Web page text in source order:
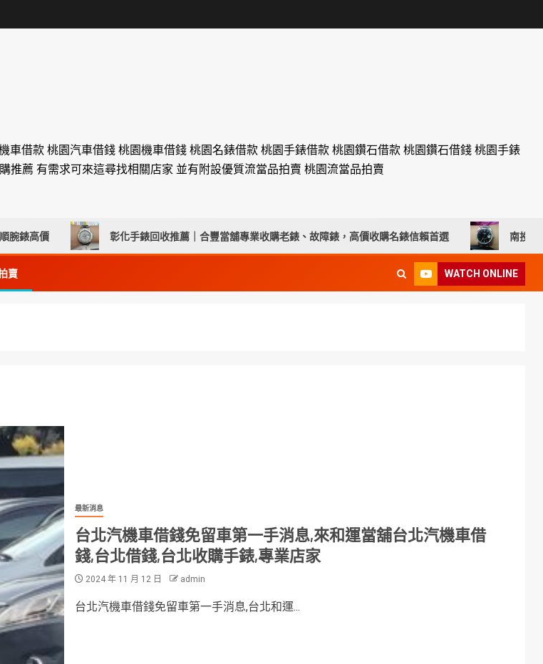
借款 桃園汽車借錢 桃園機車借錢 桃園名錶借款 桃園手錶借款 桃園鑽石借款 桃園鑽石借錢 桃園手錶
薦 有需求可來這尋找相關店家 並有附設優質流當品拍賣 桃園流當品拍賣
價 彰化手錶回收推薦｜合豐當舖專業收購老錶、故障錶，高價收購名錶信賴首選 南投流當手錶
賣 WATCH ONLINE
最新消息
台北汽機車借錢免留車第一手消息,來和運當舖台北汽機車借
錢,台北借錢,台北收購手錶,專業店家
2024 年 11 月 12 日 admin
台北汽機車借錢免留車第一手消息,台北和運...